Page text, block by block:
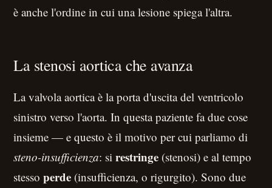
è anche l'ordine in cui una lesione spiega l'altra.
La stenosi aortica che avanza
La valvola aortica è la porta d'uscita del ventricolo
sinistro verso l'aorta. In questa paziente fa due cose
insieme — e questo è il motivo per cui parliamo di
steno-insufficienza: sirestringe (stenosi) e al tempo
stessoperde (insufficienza, o rigurgito). Sono due